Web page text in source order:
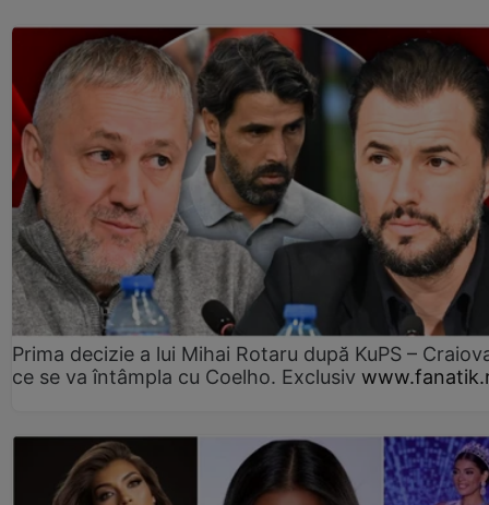
Prima decizie a lui Mihai Rotaru după KuPS –
ce se va întâmpla cu Coelho. Exclusiv